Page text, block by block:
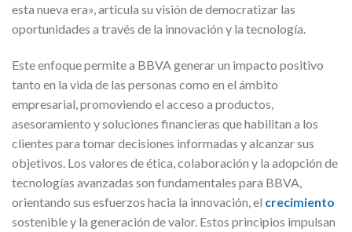
esta nueva era», articula su visión de democratizar las
oportunidades a través de la innovación y la tecnología.
Este enfoque permite a BBVA generar un impacto positivo
tanto en la vida de las personas como en el ámbito
empresarial, promoviendo el acceso a productos,
asesoramiento y soluciones financieras que habilitan a los
clientes para tomar decisiones informadas y alcanzar sus
objetivos. Los valores de ética, colaboración y la adopción de
tecnologías avanzadas son fundamentales para BBVA,
orientando sus esfuerzos hacia la innovación, el crecimiento
sostenible y la generación de valor. Estos principios impulsan